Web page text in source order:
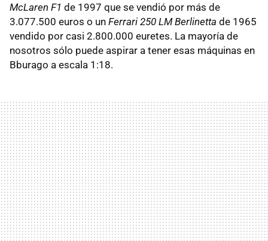
McLaren F1 de 1997 que se vendió por más de
3.077.500 euros o un Ferrari 250 LM Berlinetta de 1965
vendido por casi 2.800.000 euretes. La mayoría de
nosotros sólo puede aspirar a tener esas máquinas en
Bburago a escala 1:18.